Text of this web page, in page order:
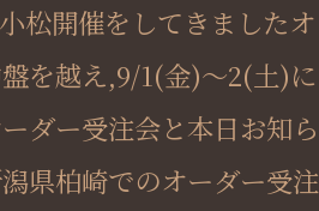
松開催をしてきましたオ
を越え,9/1(金)～2(土)に
ダー受注会と本日お知ら
県柏崎でのオーダー受注